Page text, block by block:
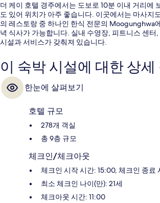
더 케이 호텔 경주에서는 도보로 10분 이내 거리에
도 있어 위치가 아주 좋습니다. 이곳에서는 마사지
의 레스토랑 중 하나인 한식 전문의 Moogunghwa
녁 식사가 가능합니다. 실내 수영장, 피트니스 센터
시설과 서비스가 갖춰져 있습니다.
이 숙박 시설에 대한 상세
한눈에 살펴보기
호텔 규모
278개 객실
총 9층 규모
체크인/체크아웃
체크인 시작 시간: 15:00, 체크인 종료
최소 체크인 나이(만): 21세
체크아웃 시간: 11:00